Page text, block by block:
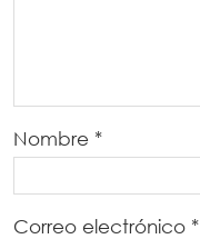
Nombre *
Correo electrónico *